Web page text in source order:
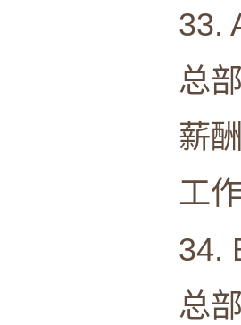
33.
总部:
薪酬
工作
34.
总部: